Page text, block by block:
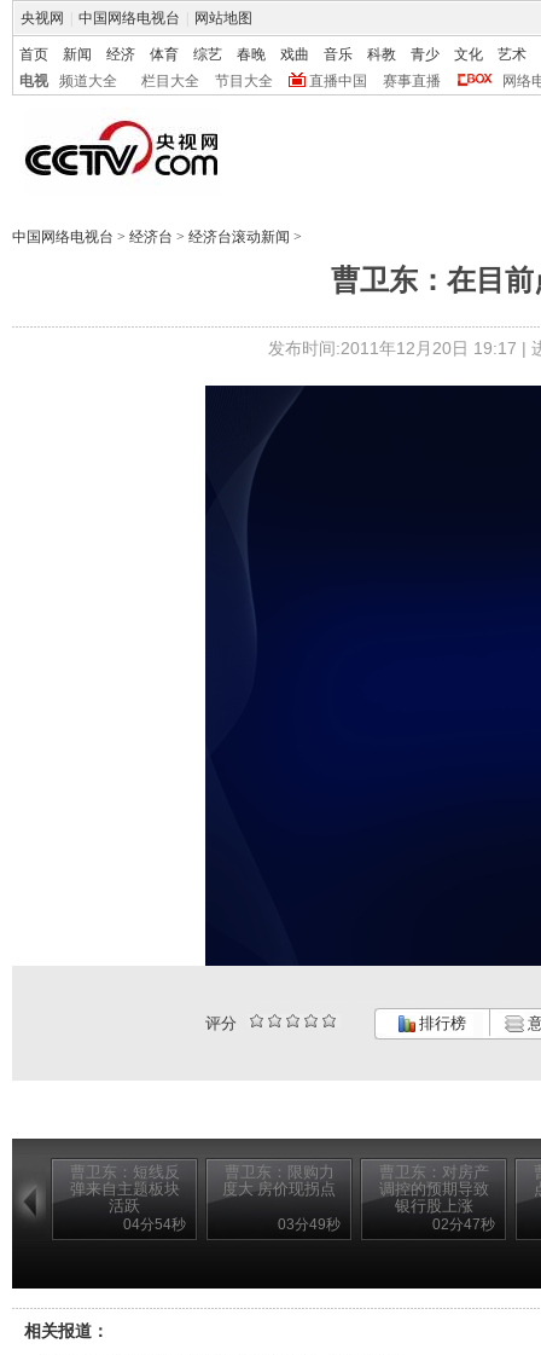
央视网 中国网络电视台 网站地图
首页 新闻 经济 体育 综艺 春晚 戏曲 音乐 科教 青少 文化
艺术
电视
频道大全 栏目大全 节目大全 直播中国 赛事直播 网络
中国网络电视台 > 经济台 > 经济台滚动新闻 >
曹卫东：在目
发布时间:2011年12月20日 19:17 |
评分 排行榜
曹卫东：短线反
弹来自主题板块
活跃
04分54秒
曹卫东：限购力
度大 房价现拐点
03分49秒
曹卫东：对房产
调控的预期导致
银行股上涨
02分47秒
相关报道：